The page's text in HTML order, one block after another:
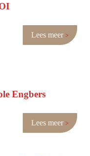
Lees meer
Engbers
Lees meer